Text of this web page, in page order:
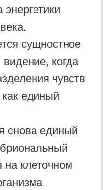
сущностное
когда
чувств
единый
снова единый
на клеточном